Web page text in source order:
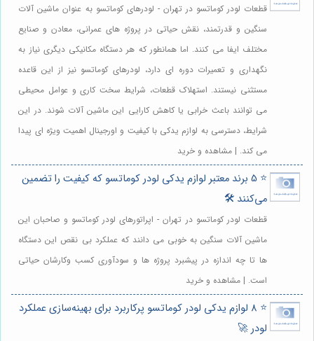
قطعات لودر کوماتسو در تهران - لودرهای کوماتسو به عنوان ماشین آلات
سنگین و قدرتمند، نقش حیاتی در پروژه های عمرانی، معادن و صنایع
مختلف ایفا می کنند. اما همانطور که هر دستگاه مکانیکی دیگری نیاز به
نگهداری و تعمیرات دوره ای دارد، لودرهای کوماتسو نیز از این قاعده
مستثنی نیستند. استهلاک قطعات، شرایط سخت کاری و عوامل محیطی
می توانند باعث خرابی یا کاهش کارایی این ماشین آلات شوند. در این
شرایط، دسترسی به لوازم یدکی با کیفیت و اورجینال اهمیت ویژه ای پیدا
می کند. | مشاهده و خرید
⭐️ 5 برند معتبر لوازم یدکی لودر کوماتسو که کیفیت را تضمین
می‌کنند 🛠️
قطعات لودر کوماتسو در تهران - اپراتورهای لودر کوماتسو و صاحبان این
ماشین آلات سنگین به خوبی می دانند که عملکرد بی نقص این دستگاه
ها تا چه اندازه در پیشبرد پروژه ها و سودآوری کسب وکارشان حیاتی
است. | مشاهده و خرید
⭐️ 8 لوازم یدکی لودر کوماتسو پرکاربرد برای بهینه‌سازی عملکرد
لودر 🚀